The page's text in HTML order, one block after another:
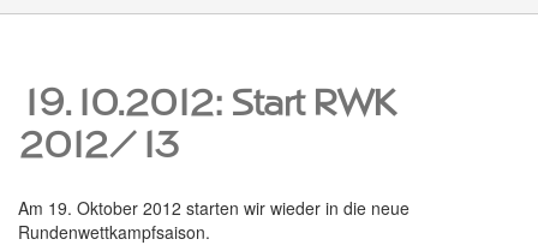
19.10.2012: Start RWK
2012/13
Am 19. Oktober 2012 starten wir wieder in die neue
Rundenwettkampfsaison.